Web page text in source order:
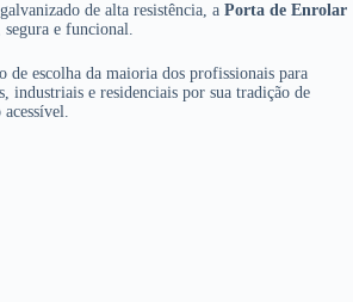
de alta resistência, a Porta de Enrolar
segura e funcional.
de escolha da maioria dos profissionais para
industriais e residenciais por sua tradição de
acessível.